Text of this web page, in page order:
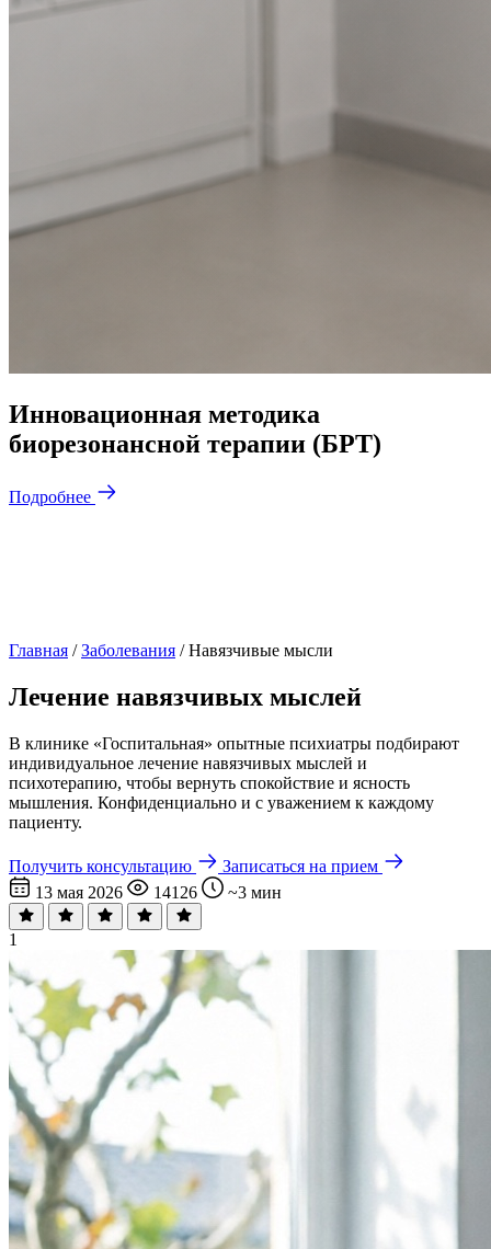
Инновационная методика
биорезонансной терапии (БРТ)
Подробнее
Главная /Заболевания /Навязчивые мысли
Лечение навязчивых мыслей
В клинике «Госпитальная» опытные психиатры подбирают
индивидуальное лечение навязчивых мыслей и
психотерапию, чтобы вернуть спокойствие и ясность
мышления. Конфиденциально и с уважением к каждому
пациенту.
Получить консультацию
Записаться на прием
13 мая 2026
14126 ~3 мин
1